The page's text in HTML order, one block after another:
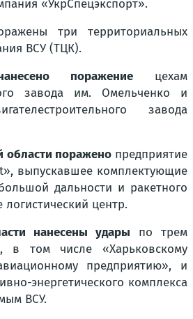
«УкрСпецэкспорт».
три территориальных
ВСУ (ТЦК).
поражение цехам
завода им. Омельченко и
завода
области поражено предприятие
выпускавшее комплектующие
дальности и ракетного
центр.
нанесены удары по трем
в том числе «Харьковскому
предприятию», и
энергетического комплекса
ВСУ.